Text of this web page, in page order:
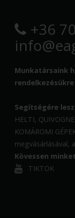
+36
Munkatársaink
Segítségére
HELTI,
KOMÁROMI
megvásárlásával,
Kövessen
TIKTOK